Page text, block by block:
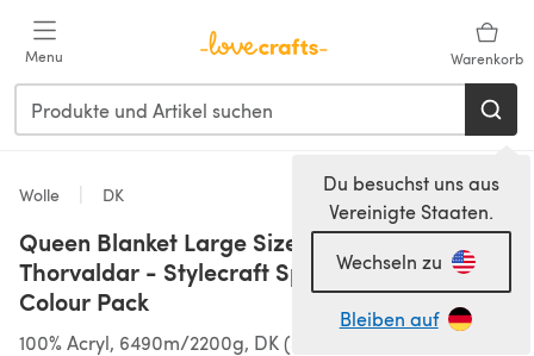
Menu Warenkorb
Du besuchst uns aus
Vereinigte Staaten.
Wechseln zu
Bleiben auf
Wolle DK
Queen Blanket Large Size by Tinna
Thorvaldar - Stylecraft Special DK 22 Ball
Colour Pack
100% Acryl, 6490m/2200g, DK (3,75-4,50 mm)